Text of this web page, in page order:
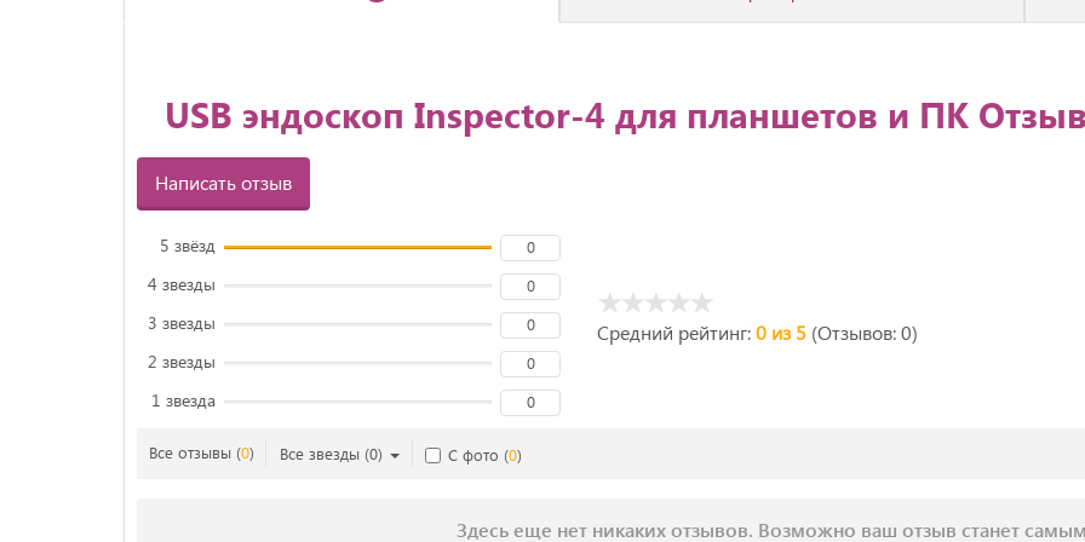
USB эндоскоп Inspector-4 для планшетов и ПК
Написать отзыв
5 звёзд 0
4 звезды 0
3 звезды 0
2 звезды 0
1 звезда 0
Средний рейтинг:0 из 5 (Отзывов: 0)
Все отзывы (0) Все звезды (0) С фото (0)
Здесь еще нет никаких отзывов. Возможно ваш отзыв станет